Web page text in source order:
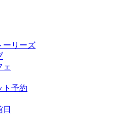
ーリーズ
ェ
ト予約